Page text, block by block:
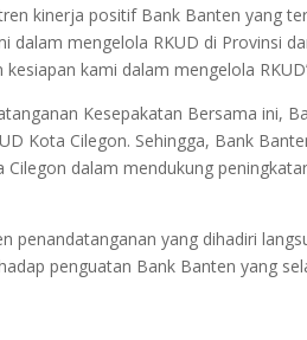
kinerja positif Bank Banten yang
dalam mengelola RKUD di Provinsi
kesiapan kami dalam mengelola
Kesepakatan Bersama ini,
Kota Cilegon. Sehingga, Bank
Cilegon dalam mendukung
penandatanganan yang dihadiri
penguatan Bank Banten yang